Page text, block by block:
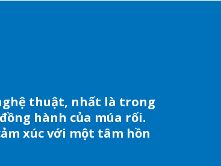
thuật, nhất là trong
hành của múa rối.
xúc với một tâm hồn